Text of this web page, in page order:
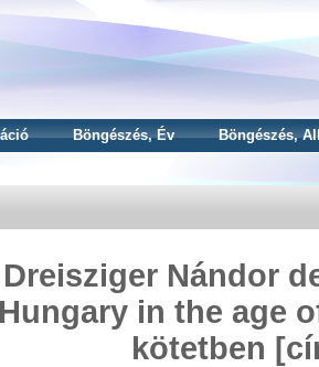
Böngészés, Év
Böngészés,
Dreisziger Nándor
Hungary in the age
kötetben